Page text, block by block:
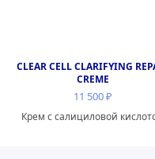
CLEAR CELL CLARIFYING
CREME
11 500₽
Крем с салициловой